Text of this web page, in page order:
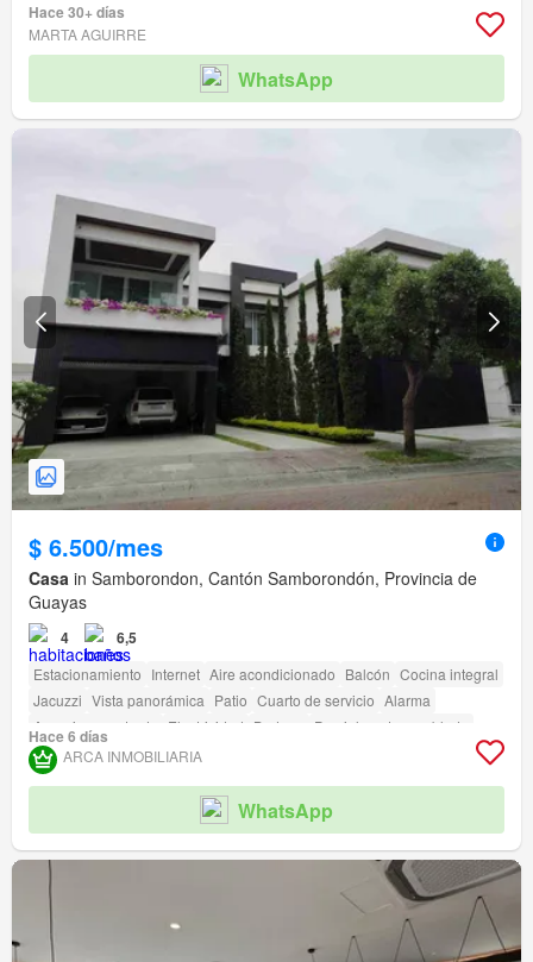
Hace 30+ días
MARTA AGUIRRE
WhatsApp
$ 6.500/mes
Casa in Samborondon, Cantón Samborondón, Provincia de
Guayas
4 6,5
Estacionamiento Internet Aire acondicionado Balcón Cocina integral
Jacuzzi Vista panorámica Patio Cuarto de servicio Alarma
Armario empotrado
Electricidad Bodega
Parcialmente amoblado
amenity_wi_fi
Seguridad
Parrilla
Hace 6 días
ARCA INMOBILIARIA
WhatsApp